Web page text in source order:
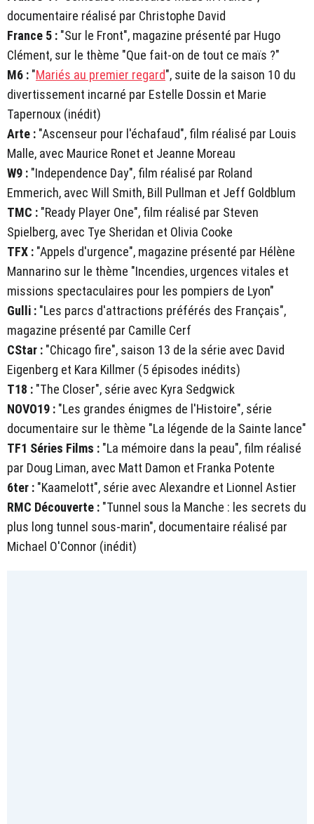
documentaire réalisé par Christophe David
France 5 : "Sur le Front", magazine présenté par Hugo
Clément, sur le thème "Que fait-on de tout ce maïs ?"
M6 : "Mariés au premier regard", suite de la saison 10 du
divertissement incarné par Estelle Dossin et Marie
Tapernoux (inédit)
Arte : "Ascenseur pour l'échafaud", film réalisé par Louis
Malle, avec Maurice Ronet et Jeanne Moreau
W9 : "Independence Day", film réalisé par Roland
Emmerich, avec Will Smith, Bill Pullman et Jeff Goldblum
TMC : "Ready Player One", film réalisé par Steven
Spielberg, avec Tye Sheridan et Olivia Cooke
TFX : "Appels d'urgence", magazine présenté par Hélène
Mannarino sur le thème "Incendies, urgences vitales et
missions spectaculaires pour les pompiers de Lyon"
Gulli : "Les parcs d'attractions préférés des Français",
magazine présenté par Camille Cerf
CStar : "Chicago fire", saison 13 de la série avec David
Eigenberg et Kara Killmer (5 épisodes inédits)
T18 : "The Closer", série avec Kyra Sedgwick
NOVO19 : "Les grandes énigmes de l'Histoire", série
documentaire sur le thème "La légende de la Sainte lance"
TF1 Séries Films : "La mémoire dans la peau", film réalisé
par Doug Liman, avec Matt Damon et Franka Potente
6ter : "Kaamelott", série avec Alexandre et Lionnel Astier
RMC Découverte : "Tunnel sous la Manche : les secrets du
plus long tunnel sous-marin", documentaire réalisé par
Michael O'Connor (inédit)